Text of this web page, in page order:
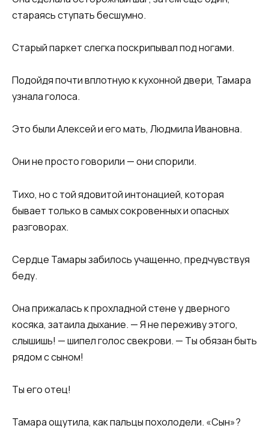
стараясь ступать бесшумно.
Старый паркет слегка поскрипывал под ногами.
Подойдя почти вплотную к кухонной двери, Тамара
узнала голоса.
Это были Алексей и его мать, Людмила Ивановна.
Они не просто говорили — они спорили.
Тихо, но с той ядовитой интонацией, которая
бывает только в самых сокровенных и опасных
разговорах.
Сердце Тамары забилось учащенно, предчувствуя
беду.
Она прижалась к прохладной стене у дверного
косяка, затаила дыхание. — Я не переживу этого,
слышишь! — шипел голос свекрови. — Ты обязан быть
рядом с сыном!
Ты его отец!
Тамара ощутила, как пальцы похолодели. «Сын»?